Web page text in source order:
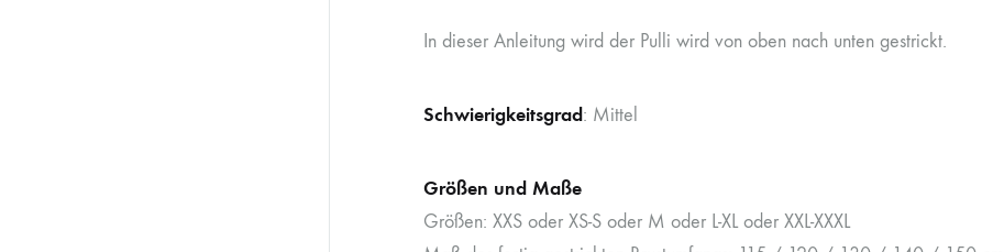
In dieser Anleitung wird der Pulli wird von oben nach unten gestrickt.
Schwierigkeitsgrad: Mittel
Größen und Maße
Größen: XXS oder XS-S oder M oder L-XL oder XXL-XXXL